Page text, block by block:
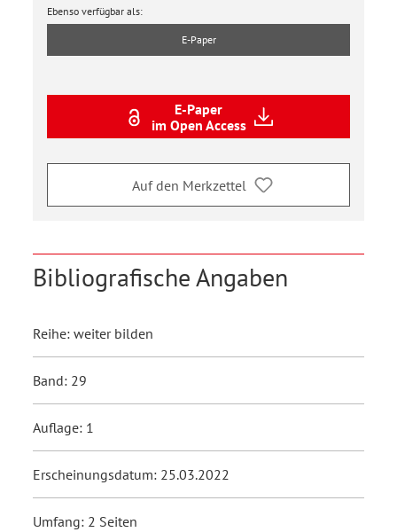
Ebenso verfügbar als:
E-Paper
E-Paper
im Open Access
Auf den Merkzettel
Bibliografische Angaben
Reihe: weiter bilden
Band: 29
Auflage: 1
Erscheinungsdatum: 25.03.2022
Umfang: 2 Seiten